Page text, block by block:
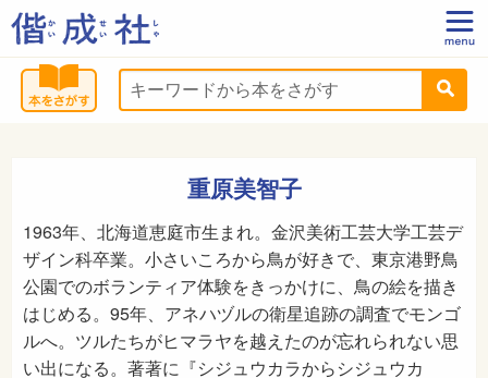
重原美智子
1963年、北海道恵庭市生まれ。金沢美術工芸大学工芸デ
ザイン科卒業。小さいころから鳥が好きで、東京港野鳥
公園でのボランティア体験をきっかけに、鳥の絵を描き
はじめる。95年、アネハヅルの衛星追跡の調査でモンゴ
ルへ。ツルたちがヒマラヤを越えたのが忘れられない思
い出になる。著著に『シジュウカラからシジュウカ